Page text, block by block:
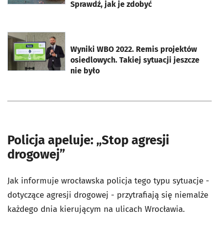
Sprawdź, jak je zdobyć
Wyniki WBO 2022. Remis projektów
osiedlowych. Takiej sytuacji jeszcze
nie było
otworzy się w nowej karcie
Policja apeluje: „Stop agresji
drogowej”
Jak informuje wrocławska policja tego typu sytuacje -
dotyczące agresji drogowej - przytrafiają się niemalże
każdego dnia kierującym na ulicach Wrocławia.